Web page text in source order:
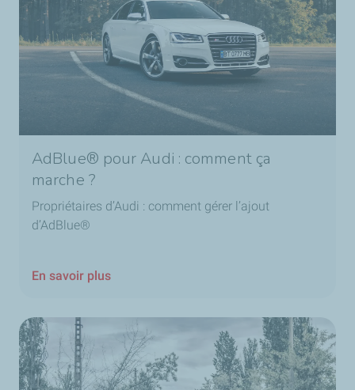
AdBlue® pour Audi : comment ça
marche ?
Propriétaires d’Audi : comment gérer l’ajout
d’AdBlue®
En savoir plus